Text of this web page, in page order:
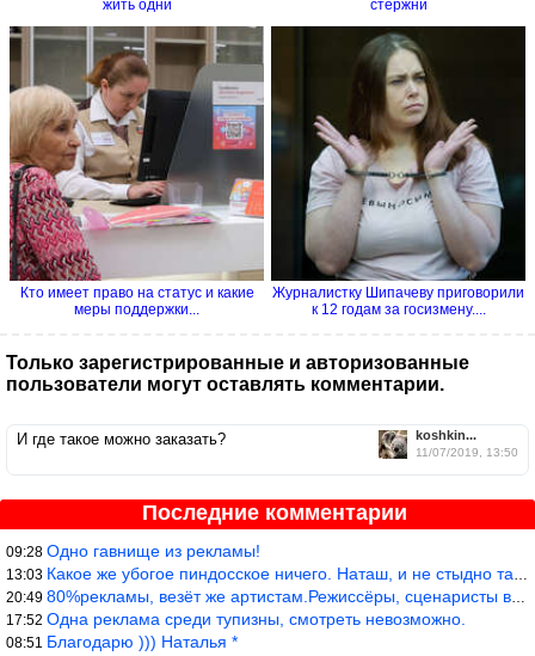
жить одни
стержни
Кто имеет право на статус и какие
меры поддержки...
Журналистку Шипачеву приговорили
к 12 годам за госизмену....
Только зарегистрированные и авторизованные
пользователи могут оставлять комментарии.
koshkin...
11/07/2019, 13:50
И где такое можно заказать?
Последние комментарии
09:28 Одно гавнище из рекламы!
13:03 Какое же убогое пиндосское ничего. Наташ, и не стыдно такую фигн
20:49 80%рекламы, везёт же артистам.Режиссёры, сценаристы вы где или к
17:52 Одна реклама среди тупизны, смотреть невозможно.
08:51 Благодарю ))) Наталья *